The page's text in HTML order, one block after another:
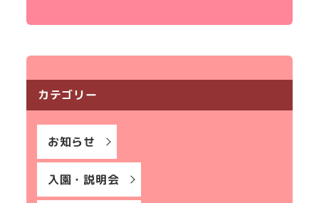
カテゴリー
お知らせ
入園・説明会